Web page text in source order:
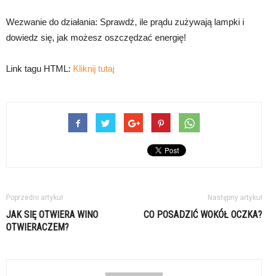
Wezwanie do działania: Sprawdź, ile prądu zużywają lampki i
dowiedz się, jak możesz oszczędzać energię!
Link tagu HTML: Kliknij tutaj
Poprzedni artykuł
JAK SIĘ OTWIERA WINO
OTWIERACZEM?
Następny artykuł
CO POSADZIĆ WOKÓŁ OCZKA?